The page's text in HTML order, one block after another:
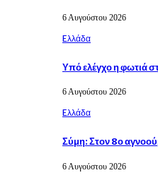
6 Αυγούστου 2026
Eλλάδα
Υπό ελέγχο η φωτιά
6 Αυγούστου 2026
Eλλάδα
Σύμη: Στον 8ο
6 Αυγούστου 2026